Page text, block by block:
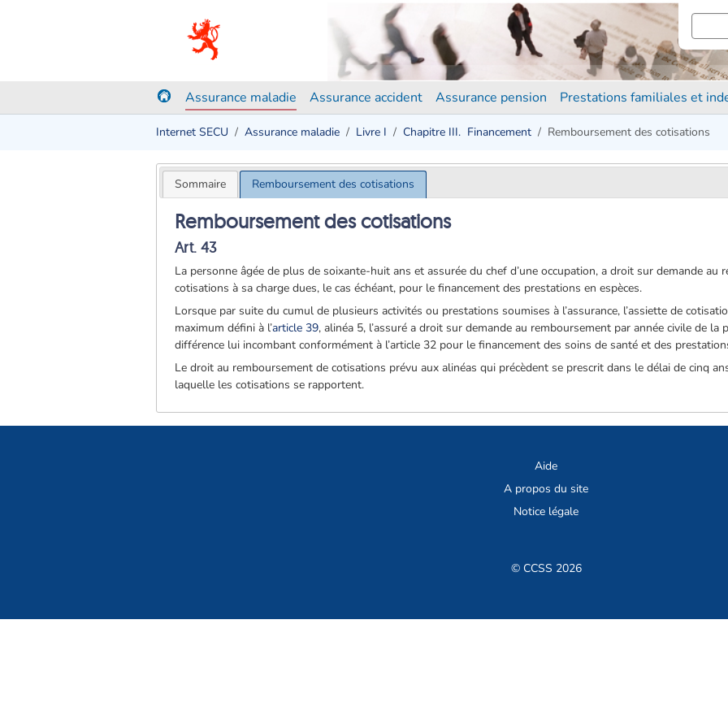
Assurance maladie Assurance accident Assurance pension Prestations familiales et
Internet SECU Assurance maladie Livre I Chapitre III. ­ Financement Remboursement des cotisations
Sommaire Remboursement des cotisations
Remboursement des cotisations
Art. 43
La personne âgée de plus de soixante-huit ans et assurée du chef d’une occupation, a droit sur demande au
cotisations à sa charge dues, le cas échéant, pour le financement des prestations en espèces.
Lorsque par suite du cumul de plusieurs activités ou prestations soumises à l’assurance, l’assiette de
maximum défini à l’article 39, alinéa 5, l’assuré a droit sur demande au remboursement par année civile de
différence lui incombant conformément à l’article 32 pour le financement des soins de santé et des
Le droit au remboursement de cotisations prévu aux alinéas qui précèdent se prescrit dans le délai de cinq
laquelle les cotisations se rapportent.
Aide
A propos du site
Notice légale
© CCSS 2026